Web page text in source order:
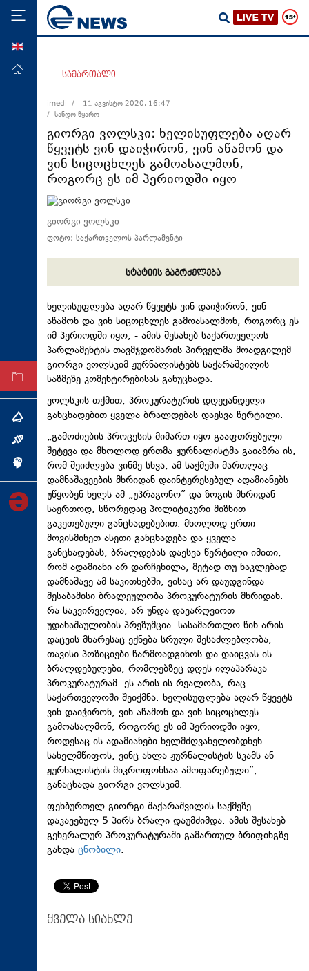
მთავარი
ეკონომიკა
მსოფლიო
ჯანდაცვა
საზოგადოება
სამართალი
ტექნოლოგიები
ტაბლოიდი
არქივი
თემა
ინტერვიუ
ინქვიზიცია
სამართალი
imedi /
11 აგვისტო 2020, 16:47
/ სანდო წყარო
გიორგი ვოლსკი: ხელისუფლება აღარ
წყვეტს ვინ დაიჭირონ, ვინ აწამონ და
ვინ სიცოცხლეს გამოასალმონ,
როგორც ეს იმ პერიოდში იყო
გიორგი ვოლსკი
ფოტო: საქართველოს პარლამენტი
სტატიის გაგრძელება
ხელისუფლება აღარ წყვეტს ვინ დაიჭირონ, ვინ
აწამონ და ვინ სიცოცხლეს გამოასალმონ, როგორც ეს
იმ პერიოდში იყო, - ამის შესახებ საქართველოს
პარლამენტის თავმჯდომარის პირველმა მოადგილემ
გიორგი ვოლსკიმ ჟურნალისტებს საქარაშვილის
საზმეზე კომენტირებისას განუცხადა.
ვოლსკის თქმით, პროკურატურის დღევანდელი
განცხადებით ყველა ბრალდებას დაესვა წერტილი.
„გამოძიების პროცესის მიმართ იყო გააფთრებული
შეტევა და მხოლოდ ერთმა ჟურნალისტმა გაიაზრა ის,
რომ შეიძლება ვინმე სხვა, ამ საქმეში მართლაც
დამნაშავეების მხრიდან დაინტერესებულ ადამიანებს
უწყობენ ხელს ამ „უპრაგონო” და ზოგის მხრიდან
საერთოდ, სწორედაც პოლიტიკური მიზნით
გაკეთებული განცხადებებით. მხოლოდ ერთი
მოვისმინეთ ასეთი განცხადება და ყველა
განცხადებას, ბრალდებას დაესვა წერტილი იმითი,
რომ ადამიანი არ დარჩენილა, მეტად თუ ნაკლებად
დამნაშავე ამ საკითხებში, ვისაც არ დაუდგინდა
შესაბამისი ბრალეულობა პროკურატურის მხრიდან.
რა საკვირველია, არ უნდა დავარღვიოთ
უდანაშაულობის პრეზუმცია. სასამართლო წინ არის.
დაცვის მხარესაც ექნება სრული შესაძლებლობა,
თავისი პოზიციები წარმოადგინოს და დაიცვას ის
ბრალდებულები, რომლებზეც დღეს ილაპარაკა
პროკურატურამ. ეს არის ის რეალობა, რაც
საქართველოში შეიქმნა. ხელისუფლება აღარ წყვეტს
ვინ დაიჭირონ, ვინ აწამონ და ვინ სიცოცხლეს
გამოასალმონ, როგორც ეს იმ პერიოდში იყო,
როდესაც ის ადამიანები ხელმძღვანელობდნენ
სახელმწიფოს, ვინც ახლა ჟურნალისტის სკამს ან
ჟურნალისტის მიკროფონსაა ამოფარებული”, -
განაცხადა გიორგი ვოლსკიმ.
ფეხბურთელ გიორგი შაქარაშვილის საქმეზე
დაკავებულ 5 პირს ბრალი დაუმძიმდა. ამის შესახებ
გენერალურ პროკურატურაში გამართულ ბრიფინგზე
გახდა ცნობილი.
ყველა სიახლე